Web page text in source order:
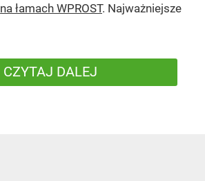
na łamach WPROST. Najważniejsze
CZYTAJ DALEJ